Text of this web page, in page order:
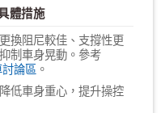
體措施
更換阻尼較佳、支撐性更
制車身晃動。參考
論區 。
降低車身重心，提升操控